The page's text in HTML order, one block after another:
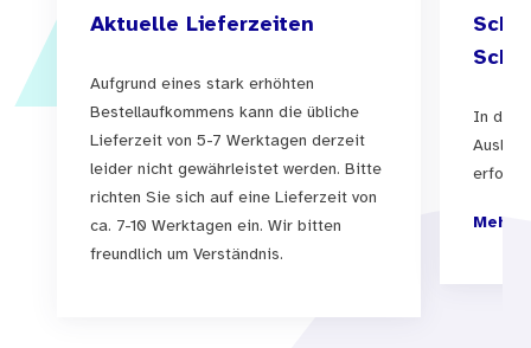
Aktuelle Lieferzeiten
Aufgrund eines stark erhöhten
Bestellaufkommens kann die übliche
Lieferzeit von 5-7 Werktagen derzeit
leider nicht gewährleistet werden. Bitte
richten Sie sich auf eine Lieferzeit von
ca. 7-10 Werktagen ein. Wir bitten
freundlich um Verständnis.
In der
Mehr